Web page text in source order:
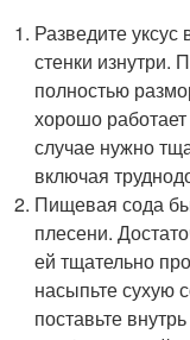
Разведите
стенки изнутри.
полностью
хорошо
случае нужно
включая
Пищевая сода
плесени.
ей тщательно
насыпьте сухую
поставьте